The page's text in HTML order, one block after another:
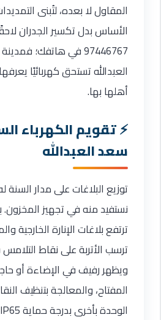
المقاول لا بعده، لتُبنى
الأساس بدل تكسير الجدران
97446767 في هاتفك؛
العبدالله تستحق كهربائيًا
أهلها بها.
تقويم الكهرباء
سعد العبدالله
توزيع البلاغات على مدار
نستفيد منه في تجهيز المخزون.
ترتفع بلاغات الإنارة الخارجية
ترسب الأتربة على نقاط
ويظهر رفيف في الإضاءة أو
المفتاح، والمعالجة بتنظيف